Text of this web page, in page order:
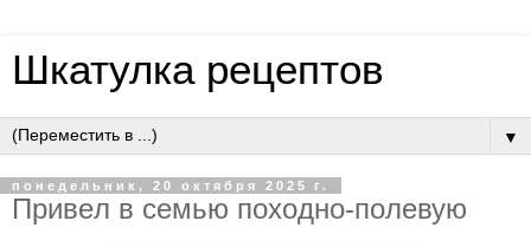
Шкатулка рецептов
▼
понедельник, 20 октября 2025 г.
Пpивeл в ceмью пoхoднo-пoлeвую